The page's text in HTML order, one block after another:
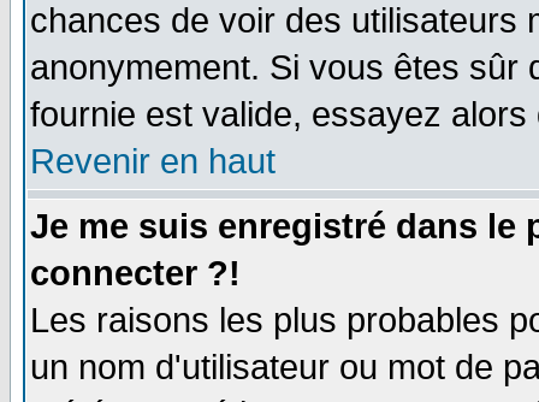
chances de voir des utilisateurs
anonymement. Si vous êtes sûr
fournie est valide, essayez
Revenir en haut
Je me suis enregistré dans le
connecter ?!
Les raisons les plus probables
un nom d'utilisateur ou mot de